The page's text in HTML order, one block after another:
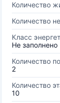
Количество
Количество
Класс
Не заполнено
Количество
2
Количество
10